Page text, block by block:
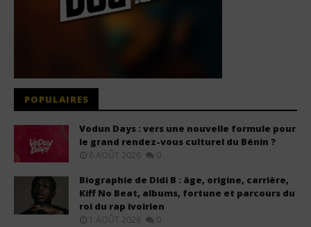
POPULAIRES
Vodun Days : vers une nouvelle formule pour
le grand rendez-vous culturel du Bénin ?
6 AOÛT 2026 0
Biographie de Didi B : âge, origine, carrière,
Kiff No Beat, albums, fortune et parcours du
roi du rap ivoirien
1 AOÛT 2026 0